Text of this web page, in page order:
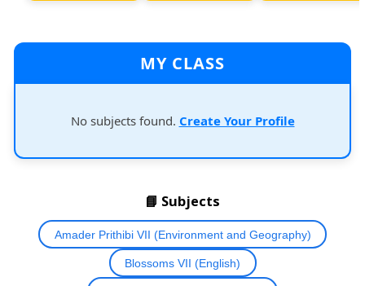
MY CLASS
No subjects found. Create Your Profile
📘 Subjects
Amader Prithibi VII (Environment and Geography)
Blossoms VII (English)